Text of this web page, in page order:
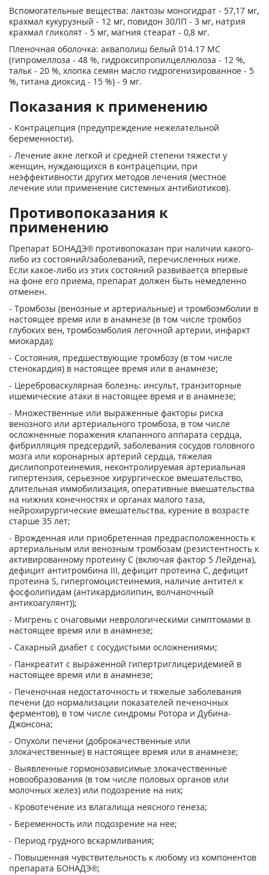
Вспомогательные вещества: лактозы моногидрат - 57,17 мг,
крахмал кукурузный - 12 мг, повидон 30ЛП - 3 мг, натрия
крахмал гликолят - 5 мг, магния стеарат - 0,8 мг.
Пленочная оболочка: акваполиш белый 014.17 МС
(гипромеллоза - 48 %, гидроксипропилцеллюлоза - 12 %,
тальк - 20 %, хлопка семян масло гидрогенизированное - 5
%, титана диоксид - 15 %) - 9 мг.
Показания к применению
- Контрацепция (предупреждение нежелательной
беременности).
- Лечение акне легкой и средней степени тяжести у
женщин, нуждающихся в контрацепции, при
неэффективности других методов лечения (местное
лечение или применение системных антибиотиков).
Противопоказания к
применению
Препарат БОНАДЭ® противопоказан при наличии какого-
либо из состояний/заболеваний, перечисленных ниже.
Если какое-либо из этих состояний развивается впервые
на фоне его приема, препарат должен быть немедленно
отменен.
- Тромбозы (венозные и артериальные) и тромбоэмболии в
настоящее время или в анамнезе (в том числе тромбоз
глубоких вен, тромбоэмболия легочной артерии, инфаркт
миокарда);
- Состояния, предшествующие тромбозу (в том числе
стенокардия) в настоящее время или в анамнезе;
- Цереброваскулярная болезнь: инсульт, транзиторные
ишемические атаки в настоящее время и в анамнезе;
- Множественные или выраженные факторы риска
венозного или артериального тромбоза, в том числе
осложненные поражения клапанного аппарата сердца,
фибрилляция предсердий, заболевания сосудов головного
мозга или коронарных артерий сердца, тяжелая
дислипопротеинемия, неконтролируемая артериальная
гипертензия, серьезное хирургическое вмешательство,
длительная иммобилизация, оперативные вмешательства
на нижних конечностях и органах малого таза,
нейрохирургические вмешательства, курение в возрасте
старше 35 лет;
- Врожденная или приобретенная предрасположенность к
артериальным или венозным тромбозам (резистентность к
активированному протеину С (включая фактор 5 Лейдена),
дефицит антитромбина III, дефицит протеина С, дефицит
протеина S, гипергомоцистеинемия, наличие антител к
фосфолипидам (антикардиолипин, волчаночный
антикоагулянт));
- Мигрень с очаговыми неврологическими симптомами в
настоящее время или в анамнезе;
- Сахарный диабет с сосудистыми осложнениями;
- Панкреатит с выраженной гипертриглицеридемией в
настоящее время или в анамнезе;
- Печеночная недостаточность и тяжелые заболевания
печени (до нормализации показателей печеночных
ферментов), в том числе синдромы Ротора и Дубина-
Джонсона;
- Опухоли печени (доброкачественные или
злокачественные) в настоящее время или в анамнезе;
- Выявленные гормонозависимые злокачественные
новообразования (в том числе половых органов или
молочных желез) или подозрение на них;
- Кровотечение из влагалища неясного генеза;
- Беременность или подозрение на нее;
- Период грудного вскармливания;
- Повышенная чувствительность к любому из компонентов
препарата БОНАДЭ®;